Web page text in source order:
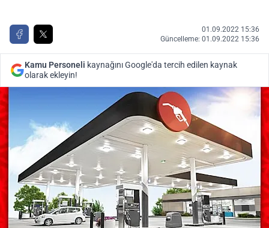
01.09.2022 15:36
Güncelleme: 01.09.2022 15:36
Kamu Personeli kaynağını Google'da tercih edilen kaynak
olarak ekleyin!